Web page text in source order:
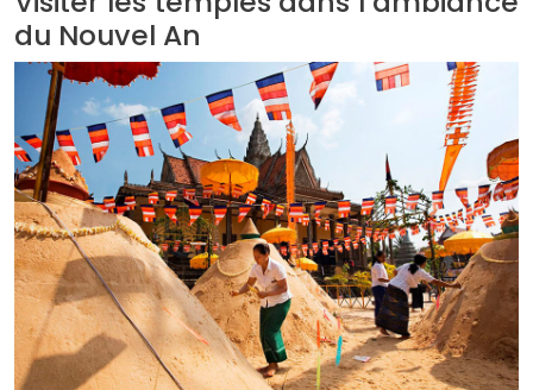
du Nouvel An